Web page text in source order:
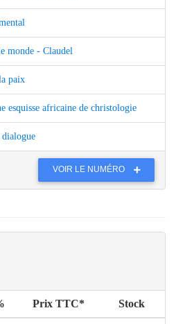
monde - Claudel
paix
esquisse africaine de christologie
VOIR LE NUMÉRO
Prix TTC* Stock